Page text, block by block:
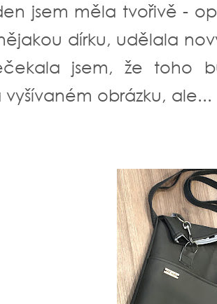
jsem měla tvořivě -
dírku, udělala
jsem, že toho
obrázku, ale...